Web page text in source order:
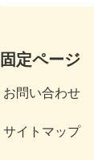
固定ページ
お問い合わせ
サイトマップ